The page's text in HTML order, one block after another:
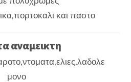
και παστο
αναμεικτη
μονο